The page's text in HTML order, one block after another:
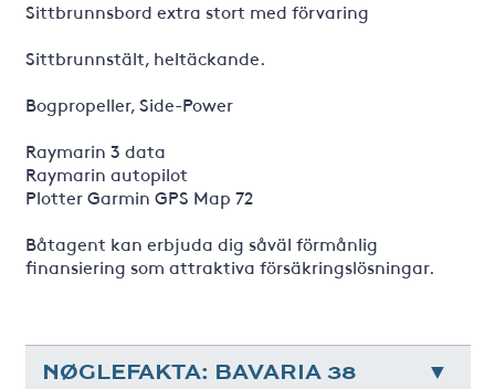
Sittbrunnsbord extra stort med förvaring
Sittbrunnstält, heltäckande.
Bogpropeller, Side-Power
Raymarin 3 data
Raymarin autopilot
Plotter Garmin GPS Map 72
Båtagent kan erbjuda dig såväl förmånlig
finansiering som attraktiva försäkringslösningar.
NØGLEFAKTA: BAVARIA 38